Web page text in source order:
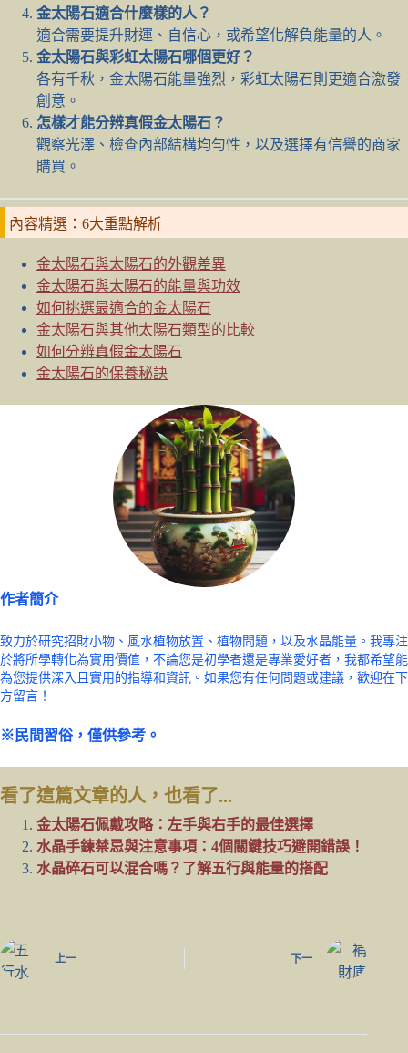
金太陽石適合什麼樣的人？
適合需要提升財運、自信心，或希望化解負能量的人。
金太陽石與彩虹太陽石哪個更好？
各有千秋，金太陽石能量強烈，彩虹太陽石則更適合激發
創意。
怎樣才能分辨真假金太陽石？
觀察光澤、檢查內部結構均勻性，以及選擇有信譽的商家
購買。
內容精選：6大重點解析
金太陽石與太陽石的外觀差異
金太陽石與太陽石的能量與功效
如何挑選最適合的金太陽石
金太陽石與其他太陽石類型的比較
如何分辨真假金太陽石
金太陽石的保養秘訣
作者簡介
致力於研究招財小物、風水植物放置、植物問題，以及水晶能量。我專注
於將所學轉化為實用價值，不論您是初學者還是專業愛好者，我都希望能
為您提供深入且實用的指導和資訊。如果您有任何問題或建議，歡迎在下
方留言！
※民間習俗，僅供參考。
看了這篇文章的人，也看了...
金太陽石佩戴攻略：左手與右手的最佳選擇
水晶手鍊禁忌與注意事項：4個關鍵技巧避開錯誤！
水晶碎石可以混合嗎？了解五行與能量的搭配
上一 下一